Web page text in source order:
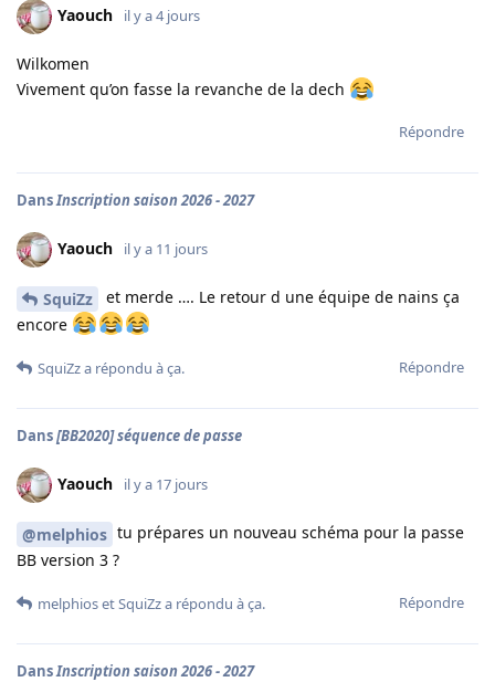
Yaouch il y a 4 jours
Wilkomen
Vivement qu’on fasse la revanche de la dech
Répondre
DansInscription saison 2026 - 2027
Yaouch il y a 11 jours
SquiZz
et merde …. Le retour d une équipe de nains ça
encore
Répondre
SquiZza répondu à ça.
Dans[BB2020] séquence de passe
Yaouch il y a 17 jours
@melphios tu prépares un nouveau schéma pour la passe
BB version 3 ?
Répondre
melphiosetSquiZza répondu à ça.
DansInscription saison 2026 - 2027